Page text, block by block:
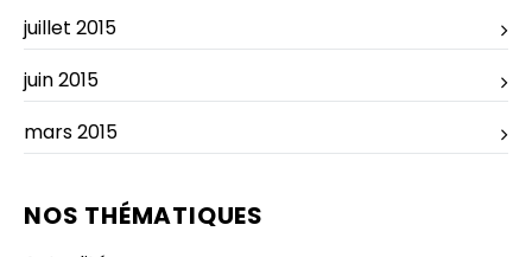
juillet 2015
juin 2015
mars 2015
NOS THÉMATIQUES